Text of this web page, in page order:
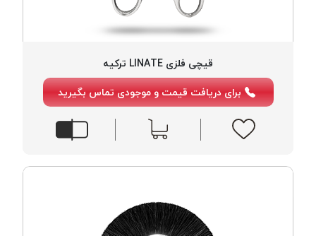
قیچی فلزی LINATE ترکیه
برای دریافت قیمت و موجودی تماس بگیرید